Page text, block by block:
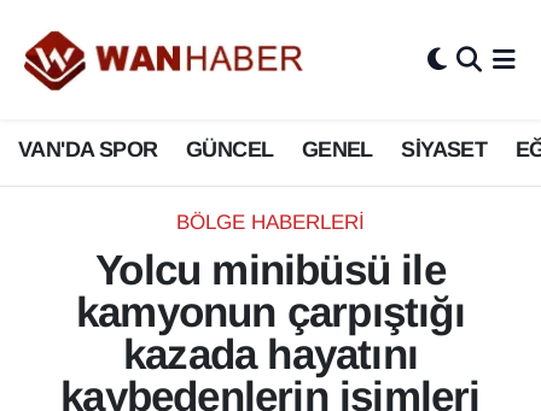
VAN'DA SPOR GÜNCEL GENEL SİYASET
BÖLGE HABERLERI
Yolcu minibüsü ile
kamyonun çarpıştığı
kazada hayatını
kaybedenlerin isimleri
3.SAYFA
ASAYİŞ
BİLİM VE TEKNOLOJİ
Biyografi
Bölge Haberleri
ÇEVRE
Van Nöbetçi Eczaneler
Van Hava Durumu
Van Namaz Vakitleri
Van Trafik Yoğunluk Haritası
Süper Lig Puan Durumu ve Fikstür
Tüm Manşetler